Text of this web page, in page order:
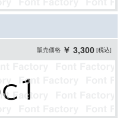
販売価格 ￥ 3,300 [税込]